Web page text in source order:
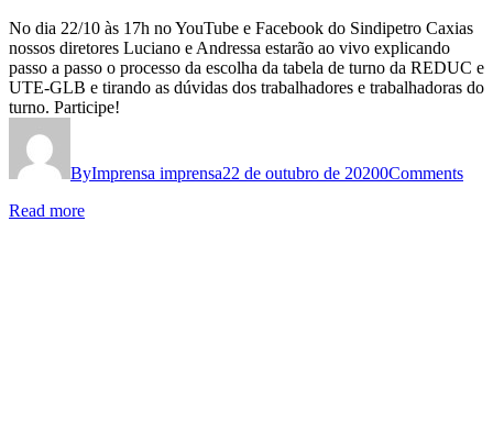
No dia 22/10 às 17h no YouTube e Facebook do Sindipetro Caxias
nossos diretores Luciano e Andressa estarão ao vivo explicando
passo a passo o processo da escolha da tabela de turno da REDUC e
UTE-GLB e tirando as dúvidas dos trabalhadores e trabalhadoras do
turno. Participe!
ByImprensa imprensa22 de outubro de 20200Comments
Read more